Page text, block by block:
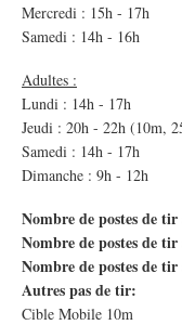
Mercredi : 15h - 17h
Samedi : 14h - 16h
Adultes :
Lundi : 14h - 17h
Jeudi : 20h - 22h (10m,
Samedi : 14h - 17h
Dimanche : 9h - 12h
Nombre de postes de
Nombre de postes de
Nombre de postes de
Autres pas de tir:
Cible Mobile 10m